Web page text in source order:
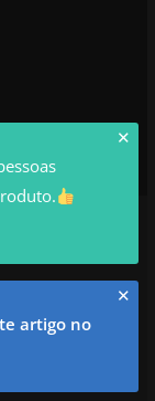
os direitos
✕
✕
artigo no